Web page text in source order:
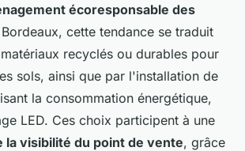
écoresponsable des
cette tendance se traduit
recyclés ou durables pour
sols, ainsi que par l'installation de
la consommation énergétique,
LED. Ces choix participent à une
la visibilité du point de vente, grâce